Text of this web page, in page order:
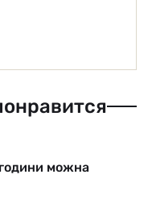
години можна